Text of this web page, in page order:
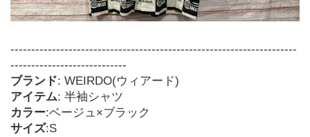
---------------------------------------------------------------------
----------------------------
ブランド: WEIRDO(ウィアード)
アイテム: 半袖シャツ
カラー:ベージュ×ブラック
サイズ:S